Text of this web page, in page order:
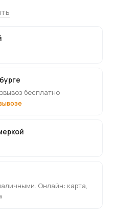
бесплатно
Онлайн: карта,